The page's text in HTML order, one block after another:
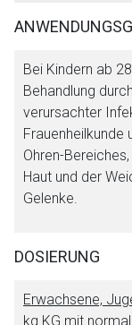
Bei Kindern ab
Behandlung
verursachter
Frauenheilkunde
Ohren-
Haut und der
Gelenke.
DOSIERUNG
Erwachsene,
kg KG mit